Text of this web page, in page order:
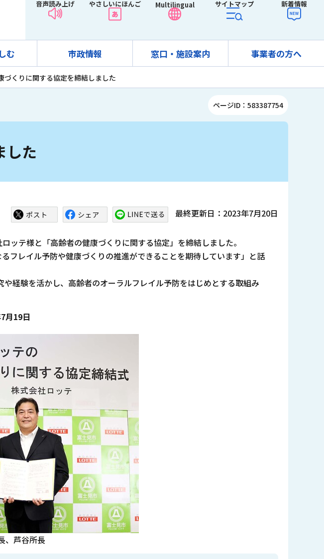
音声読み上げ やさしいにほんご Multilingual サイトマップ 新着情報
む 市政情報 窓口・施設案内 事業者の方へ
づくりに関する協定を締結しました
ページID：583387754
した
最終更新日：2023年7月20日
ッテ様と「高齢者の健康づくりに関する協定」を締結しました。
フレイル予防や健康づくりの推進ができることを期待しています」と話
経験を活かし、高齢者のオーラルフレイル予防をはじめとする取組み
月19日
、芦谷所長